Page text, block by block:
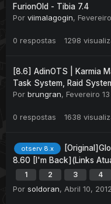
FurionOld - Tibia 7.4
Por viimalagogin,
0 respostas 1298
[8.6] AdinOTS | Karmia
Task System, Raid
Por brungran, Fevereiro 13
0 respostas 1638
otserv 8.x
8.60 [I'm Back](Links
1 2 3 4
Por soldoran, Abril 10, 2012